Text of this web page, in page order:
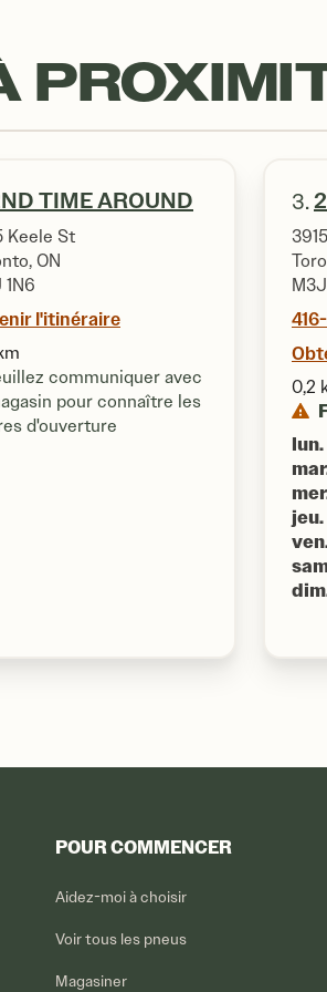
TIME AROUND
Keele St
ON
1N6
l'itinéraire
communiquer avec
pour connaître les
d'ouverture
3.
0,2
lun.
jeu.
POUR COMMENCER
Aidez-moi à choisir
Voir tous les pneus
Magasiner